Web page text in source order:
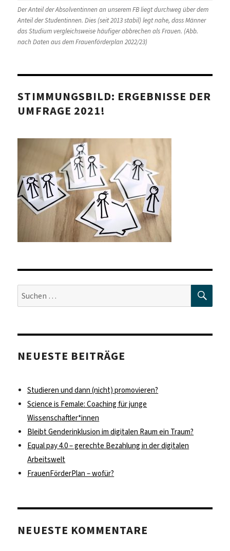
Der Anteil der Absolventinnen an unserem FB liegt durchweg über dem
Anteil der Studentinnen. Dies (seit 2013 stabil) legt nahe, dass Männer
das Studium vergleichsweise häufiger abbrechen als Frauen. (Abb.
nach Daten aus dem Frauenförderplan 2022/23)
STIMMUNGSBILD: ERGEBNISSE DER
UMFRAGE 2021!
Suche
nach:
NEUESTE BEITRÄGE
Studieren und dann (nicht) promovieren?
Science is Female: Coaching für junge
Wissenschaftler*innen
Bleibt Genderinklusion im digitalen Raum ein Traum?
Equal pay 4.0 – gerechte Bezahlung in der digitalen
Arbeitswelt
FrauenFörderPlan – wofür?
NEUESTE KOMMENTARE